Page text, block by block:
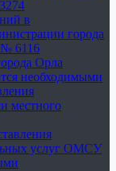
в
города
№ 6116
Орла
необходимыми
местного
услуг ОМСУ